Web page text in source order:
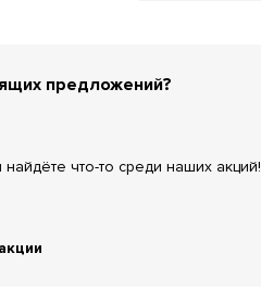
предложений?
что-то среди наших акций!